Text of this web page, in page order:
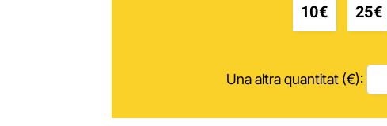
10€ 25€
Una altra quantitat (€):